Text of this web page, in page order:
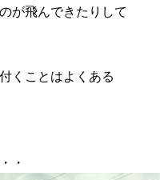
が飛んできたりして
くことはよくある
・